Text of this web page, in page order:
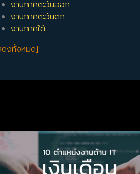
งานภาคตะวันออก
งานภาคตะวันตก
งานภาคใต้
งทั้งหมด]